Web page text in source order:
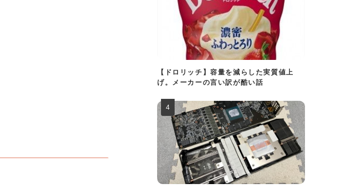
【ドロリッチ】容量を減らした実質値上
げ。メーカーの言い訳が酷い話